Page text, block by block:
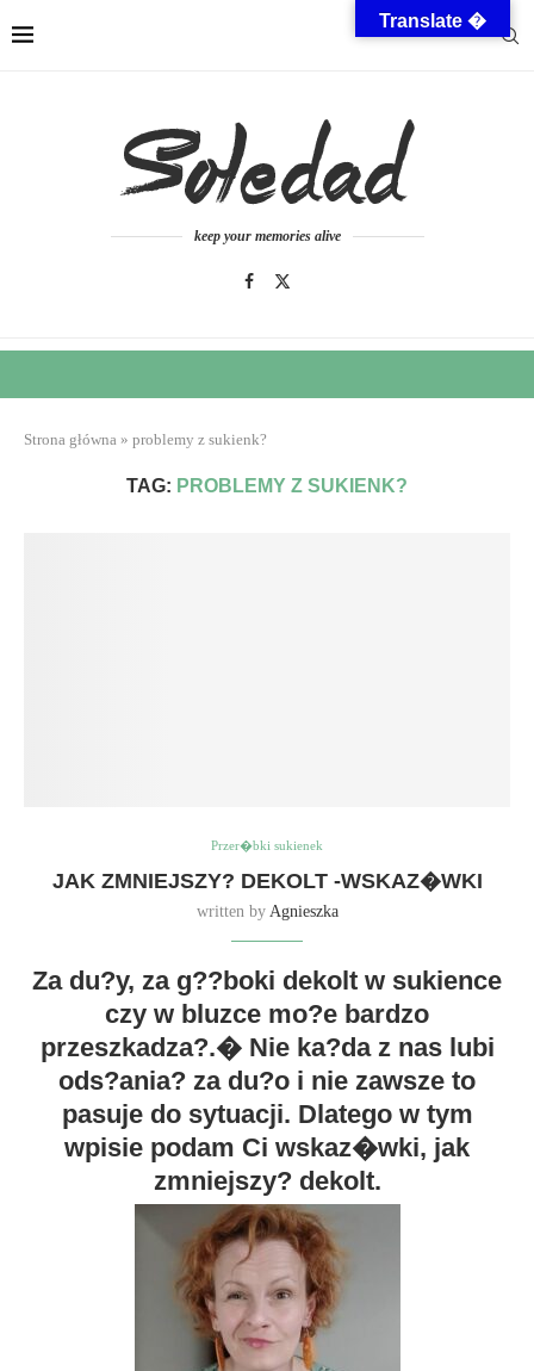
keep your memories alive
Strona główna » problemy z sukienk?
TAG: PROBLEMY Z SUKIENK?
Przer�bki sukienek
JAK ZMNIEJSZY? DEKOLT -WSKAZ�WKI
written by Agnieszka
Za du?y, za g??boki dekolt w sukience
czy w bluzce mo?e bardzo
przeszkadza?.� Nie ka?da z nas lubi
ods?ania? za du?o i nie zawsze to
pasuje do sytuacji. Dlatego w tym
wpisie podam Ci wskaz�wki, jak
zmniejszy? dekolt.
Translate �